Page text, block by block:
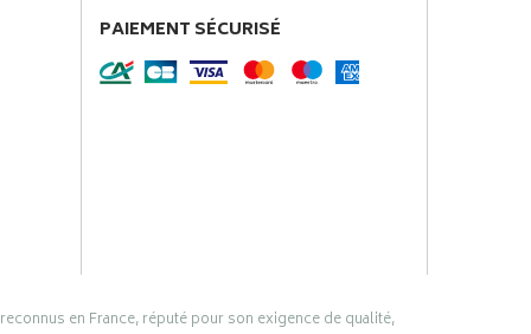
PAIEMENT SÉCURISÉ
en France, réputé pour son exigence de qualité,